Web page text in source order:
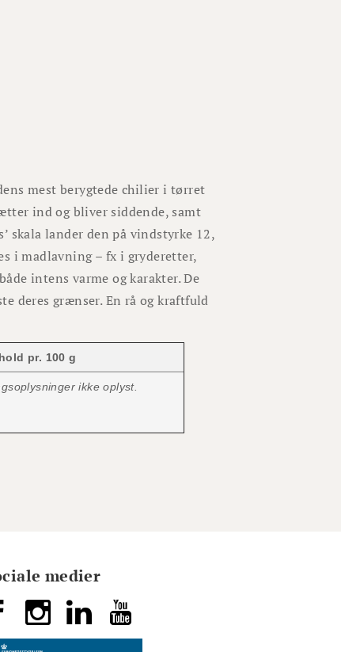
mest berygtede chilier i tørret
ind og bliver siddende, samt
skala lander den på vindstyrke 12,
i madlavning – fx i gryderetter,
intens varme og karakter. De
deres grænser. En rå og kraftfuld
pr. 100 g
ikke oplyst.
medier